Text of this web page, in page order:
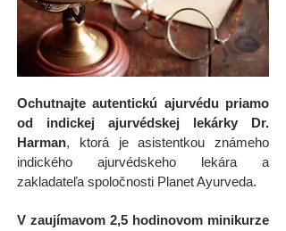
Ochutnajte autentickú ajurvédu priamo
od indickej ajurvédskej lekárky Dr.
Harman, ktorá je asistentkou známeho
indického ajurvédskeho lekára a
zakladateľa spoločnosti Planet Ayurveda.
V zaujímavom 2,5 hodinovom minikurze